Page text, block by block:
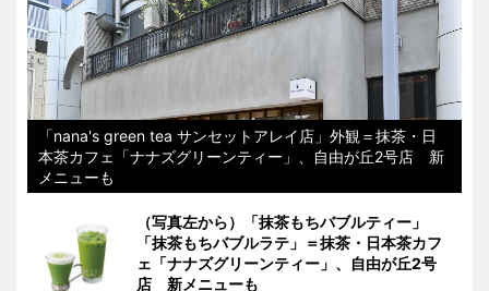
「nana's green tea サンセットアレイ店」外観＝抹茶・日
本茶カフェ「ナナズグリーンティー」、自由が丘2号店 新
メニューも
（写真左から）「抹茶もちバブルティー」
「抹茶もちバブルラテ」＝抹茶・日本茶カフ
ェ「ナナズグリーンティー」、自由が丘2号
店 新メニューも